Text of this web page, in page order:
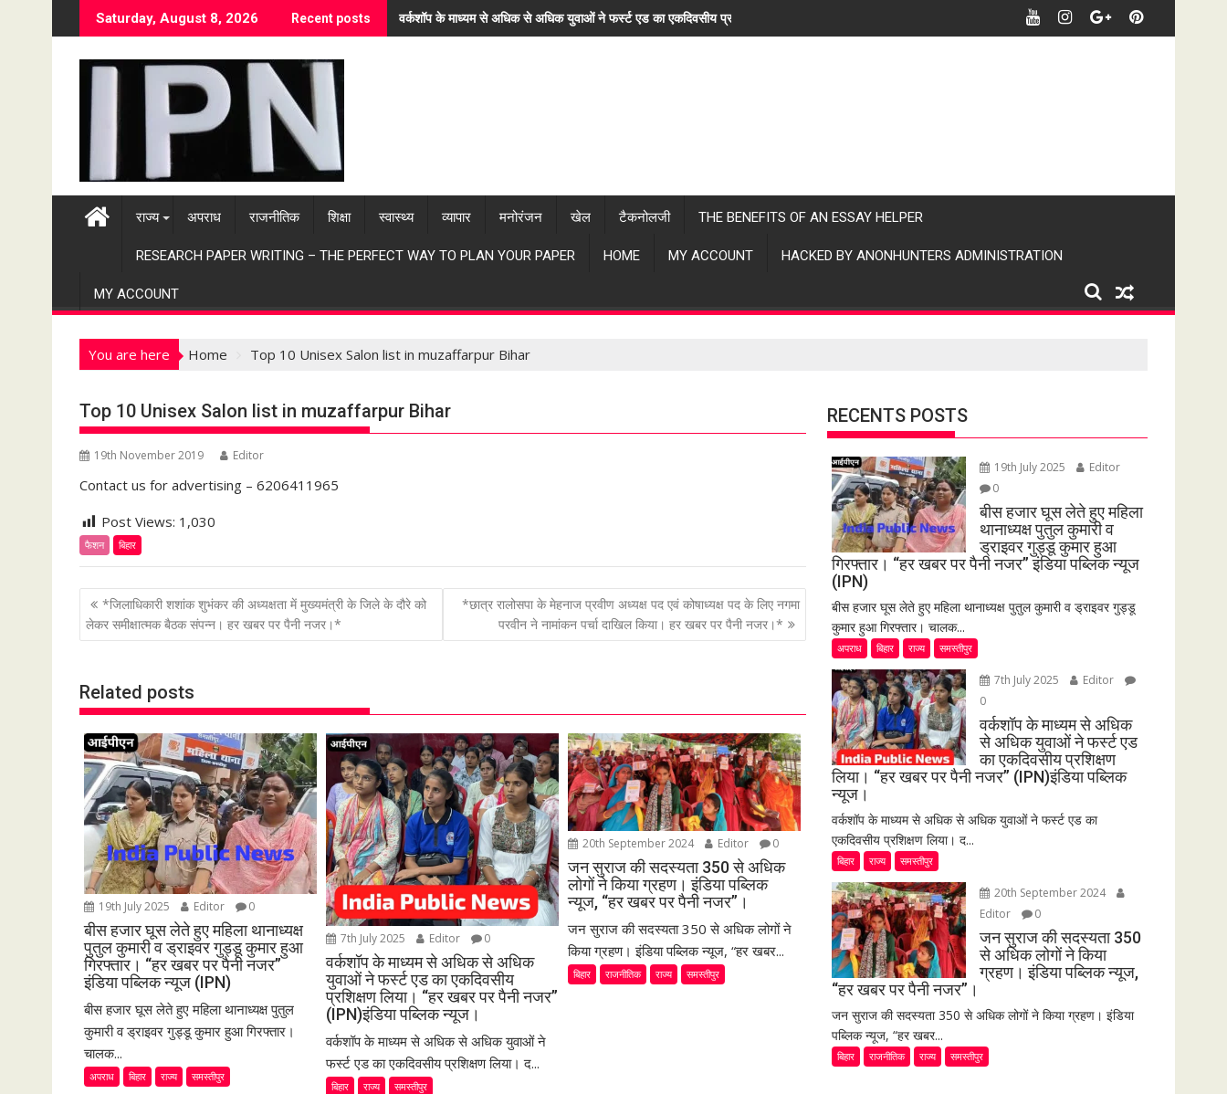
k
Saturday, August 8, 2026 Recent posts वर्कशॉप के माध्यम से अधिक से अधिक युवाओं ने फर्स्ट एड का एकदिवसीय प्रशिक्षण लिया। "हर खबर पर पैनी नजर" (IPN)इंडिया पब्लिक न्यूज।
राज्य अपराध राजनीतिक शिक्षा स्वास्थ्य व्यापार मनोरंजन खेल टैकनोलजी THE BENEFITS OF AN ESSAY HELPER
RESEARCH PAPER WRITING – THE PERFECT WAY TO PLAN YOUR PAPER HOME MY ACCOUNT HACKED BY ANONHUNTERS ADMINISTRATION
MY ACCOUNT
You are here Home Top 10 Unisex Salon list in muzaffarpur Bihar
Top 10 Unisex Salon list in muzaffarpur Bihar
19th November 2019 Editor
Contact us for advertising – 6206411965
Post Views: 1,030
फैशन बिहार
P
o
n
a
v
i
g
a
t
i
o
n
*जिलाधिकारी शशांक शुभंकर की अध्यक्षता में मुख्यमंत्री के जिले के दौरे को
लेकर समीक्षात्मक बैठक संपन्न। हर खबर पर पैनी नजर।*
*छात्र रालोसपा के मेहनाज प्रवीण अध्यक्ष पद एवं कोषाध्यक्ष पद के लिए नगमा
परवीन ने नामांकन पर्चा दाखिल किया। हर खबर पर पैनी नजर।*
Related posts
19th July 2025 Editor 0
बीस हजार घूस लेते हुए महिला थानाध्यक्ष
पुतुल कुमारी व ड्राइवर गुड्डू कुमार हुआ
गिरफ्तार। “हर खबर पर पैनी नजर”
इंडिया पब्लिक न्यूज (IPN)
बीस हजार घूस लेते हुए महिला थानाध्यक्ष पुतुल
कुमारी व ड्राइवर गुड्डू कुमार हुआ गिरफ्तार।
चालक...
अपराध बिहार राज्य समस्तीपुर
7th July 2025 Editor 0
वर्कशॉप के माध्यम से अधिक से अधिक
युवाओं ने फर्स्ट एड का एकदिवसीय
प्रशिक्षण लिया। “हर खबर पर पैनी नजर”
(IPN)इंडिया पब्लिक न्यूज।
वर्कशॉप के माध्यम से अधिक से अधिक युवाओं ने
फर्स्ट एड का एकदिवसीय प्रशिक्षण लिया। द...
बिहार राज्य समस्तीपुर
20th September 2024 Editor 0
जन सुराज की सदस्यता 350 से अधिक
लोगों ने किया ग्रहण। इंडिया पब्लिक
न्यूज, “हर खबर पर पैनी नजर”।
जन सुराज की सदस्यता 350 से अधिक लोगों ने
किया ग्रहण। इंडिया पब्लिक न्यूज, “हर खबर...
बिहार राजनीतिक राज्य समस्तीपुर
RECENTS POSTS
19th July 2025
Editor
0
बीस हजार घूस लेते हुए महिला
थानाध्यक्ष पुतुल कुमारी व
ड्राइवर गुड्डू कुमार हुआ
गिरफ्तार। “हर खबर पर पैनी नजर” इंडिया पब्लिक न्यूज
(IPN)
बीस हजार घूस लेते हुए महिला थानाध्यक्ष पुतुल कुमारी व ड्राइवर गुड्डू
कुमार हुआ गिरफ्तार। चालक...
अपराध बिहार राज्य समस्तीपुर
7th July 2025
Editor
0
वर्कशॉप के माध्यम से अधिक
से अधिक युवाओं ने फर्स्ट एड
का एकदिवसीय प्रशिक्षण
लिया। “हर खबर पर पैनी नजर” (IPN)इंडिया पब्लिक
न्यूज।
वर्कशॉप के माध्यम से अधिक से अधिक युवाओं ने फर्स्ट एड का
एकदिवसीय प्रशिक्षण लिया। द...
बिहार राज्य समस्तीपुर
20th September 2024
Editor
0
जन सुराज की सदस्यता 350
से अधिक लोगों ने किया
ग्रहण। इंडिया पब्लिक न्यूज,
“हर खबर पर पैनी नजर”।
जन सुराज की सदस्यता 350 से अधिक लोगों ने किया ग्रहण। इंडिया
पब्लिक न्यूज, “हर खबर...
बिहार राजनीतिक राज्य समस्तीपुर